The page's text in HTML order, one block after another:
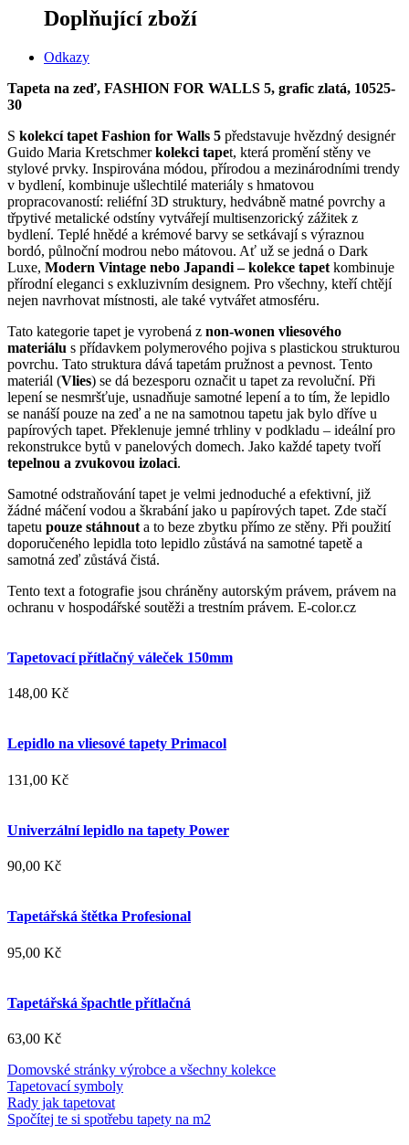
Doplňující zboží
Odkazy
Tapeta na zeď, FASHION FOR WALLS 5, grafic zlatá, 10525-
30
S kolekcí tapet Fashion for Walls 5 představuje hvězdný designér
Guido Maria Kretschmerkolekci tapet, která promění stěny ve
stylové prvky. Inspirována módou, přírodou a mezinárodními trendy
v bydlení, kombinuje ušlechtilé materiály s hmatovou
propracovaností: reliéfní 3D struktury, hedvábně matné povrchy a
třpytivé metalické odstíny vytvářejí multisenzorický zážitek z
bydlení. Teplé hnědé a krémové barvy se setkávají s výraznou
bordó, půlnoční modrou nebo mátovou. Ať už se jedná o Dark
Luxe, Modern Vintage nebo Japandi – kolekce tapet kombinuje
přírodní eleganci s exkluzivním designem. Pro všechny, kteří chtějí
nejen navrhovat místnosti, ale také vytvářet atmosféru.
Tato kategorie tapet je vyrobená z non-wonen vliesového
materiálu s přídavkem polymerového pojiva s plastickou strukturou
povrchu. Tato struktura dává tapetám pružnost a pevnost. Tento
materiál (Vlies) se dá bezesporu označit u tapet za revoluční. Při
lepení se nesmršťuje, usnadňuje samotné lepení a to tím, že lepidlo
se nanáší pouze na zeď a ne na samotnou tapetu jak bylo dříve u
papírových tapet. Překlenuje jemné trhliny v podkladu – ideální pro
rekonstrukce bytů v panelových domech. Jako každé tapety tvoří
tepelnou a zvukovou izolaci.
Samotné odstraňování tapet je velmi jednoduché a efektivní, již
žádné máčení vodou a škrabání jako u papírových tapet. Zde stačí
tapetu pouze stáhnout a to beze zbytku přímo ze stěny. Při použití
doporučeného lepidla toto lepidlo zůstává na samotné tapetě a
samotná zeď zůstává čistá.
Tento text a fotografie jsou chráněny autorským právem, právem na
ochranu v hospodářské soutěži a trestním právem. E-color.cz
Tapetovací přítlačný váleček 150mm
148,00 Kč
Lepidlo na vliesové tapety Primacol
131,00 Kč
Univerzální lepidlo na tapety Power
90,00 Kč
Tapetářská štětka Profesional
95,00 Kč
Tapetářská špachtle přítlačná
63,00 Kč
Domovské stránky výrobce a všechny kolekce
Tapetovací symboly
Rady jak tapetovat
Spočítej te si spotřebu tapety na m2